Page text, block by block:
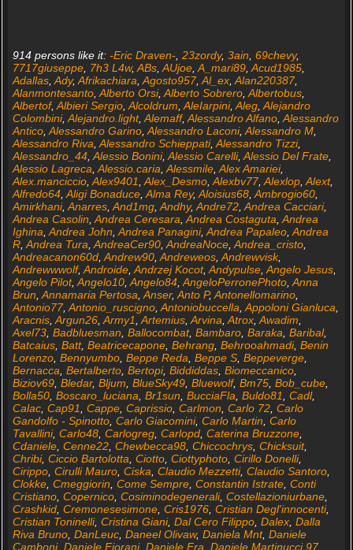
914 persons like it: -Eric Draven-, 23zordy, 3ain 69chevy,
7717giuseppe, 7h3 L4w, ABs, AUjoe, A_mari89, Acud1985,
Adallas, Ady, Afrikachiara Agosto957, Al_ex, Alan220387,
Alanmontesanto, Alberto Orsi, Alberto Sobrero, Albertobus,
Albertof, Albieri Sergio, Alcoldrum AleIarpini, Aleg, Alejandro
Colombini, Alejandro.light, Alemaff, Alessandro Alfano, Alessandro
Antico, Alessandro Garino, Alessandro Laconi, Alessandro M,
Alessandro Riva Alessandro Schieppati, Alessandro Tizzi,
Alessandro_44, Alessio Bonini, Alessio Carelli, Alessio Del Frate,
Alessio Lagreca Alessio.caria Alessmile, Alex Amariei,
Alex.manciccio, Alex9401 Alex_Desmo, Alexbv77, Alexlop, Alext,
Alfredo64, Aligi Bonaduce, Alma Rey, Aloisius68, Ambrogio60,
Amirkhani, Anarres, And1mg, Andhy, Andre72, Andrea Cacciari,
Andrea Casolin Andrea Ceresara Andrea Costaguta Andrea
Ighina Andrea John Andrea Panagini, Andrea Papaleo, Andrea
R, Andrea Tura AndreaCer90, AndreaNoce, Andrea_cristo,
Andreacanon60d, Andrew90, Andreweos, Andrewvisk,
Andrewwwolf, Androide, Andrzej Kocot, Andypulse, Angelo Jesus,
Angelo Pilot, Angelo10, Angelo84, AngeloPerronePhoto, Anna
Brun Annamaria Pertosa Anser, Anto P, Antonellomarino,
Antonio77, Antonio_ruscigno, Antoniobuccella Appoloni Gianluca
Aracnis, Argun26, Army1 Artemius, Arvina Atrox, Awadim
Axel73, Badbluesman Ballocombat, Bambaro, Baraka Baribal,
Batcaius, Batt, Beatricecapone, Behrang, Behrooahmadi, Benin
Lorenzo, Bennyumbo, Beppe Reda Beppe S, Beppeverge,
Bernacca Bertalberto, Bertopi, Biddiddas, Biomeccanico,
Biziov69, Bledar, Bljum BlueSky49, Bluewolf, Bm75, Bob_cube,
Bolla50, Boscaro_luciana Br1sun BucciaFla Buldo81 Cadl,
Calac, Cap91 Cappe, Caprissio, Carlmon Carlo 72, Carlo
Gandolfo - Spinotto, Carlo Giacomini, Carlo Martin Carlo
Tavallini, Carlo48, Carlogreg, Carlopd, Caterina Bruzzone,
Cdaniele, Cenne22, Chewbecca98, Chiccochrys, Chicksuit,
Chribi, Ciccio Bartolotta Ciotto, Ciottyphoto, Cirillo Donelli,
Cirippo, Cirulli Mauro, Ciska Claudio Mezzetti, Claudio Santoro,
Clokke, Cmeggiorin Come Sempre, Constantin Istrate, Conti
Cristiano, Copernico, Cosiminodegenerali, Costellazioniurbane,
Crashkid, Cremonesesimone, Cris1976, Cristian Degl'innocenti,
Cristian Toninelli, Cristina Giani, Dal Cero Filippo, Dalex, Dalla
Riva Bruno, DanLeuc, Daneel Olivaw, Daniela Mnt, Daniele
Camboni, Daniele Fiorani, Daniele Fra Daniele Martinucci 97,